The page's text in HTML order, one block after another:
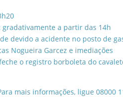
gradativamente a partir das 14h
devido a acidente no posto de
Nogueira Garcez e imediações
o registro borboleta do
mais informações, ligue 08000